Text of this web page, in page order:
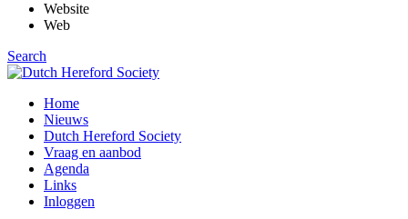
Website
Web
Search
Home
Nieuws
Dutch Hereford Society
Vraag en aanbod
Agenda
Links
Inloggen